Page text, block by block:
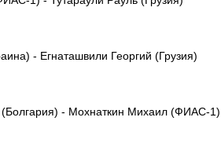
- Егнаташвили Георгий (Грузия)
- Мохнаткин Михаил (ФИАС-1)